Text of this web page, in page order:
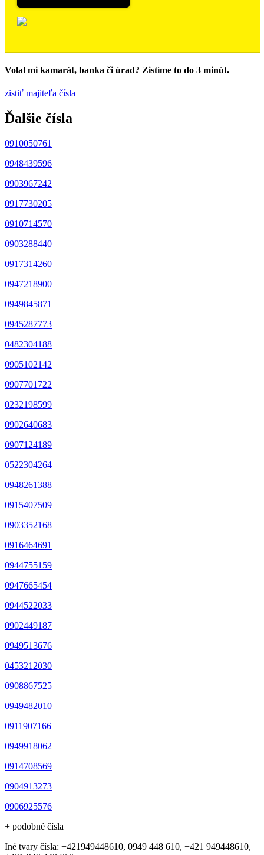
Volal mi kamarát, banka či úrad? Zistíme to do 3 minút.
zistiť majiteľa čísla
Ďalšie čísla
0910050761
0948439596
0903967242
0917730205
0910714570
0903288440
0917314260
0947218900
0949845871
0945287773
0482304188
0905102142
0907701722
0232198599
0902640683
0907124189
0522304264
0948261388
0915407509
0903352168
0916464691
0944755159
0947665454
0944522033
0902449187
0949513676
0453212030
0908867525
0949482010
0911907166
0949918062
0914708569
0904913273
0906925576
+ podobné čísla
Iné tvary čísla: +421949448610, 0949 448 610, +421 949448610,